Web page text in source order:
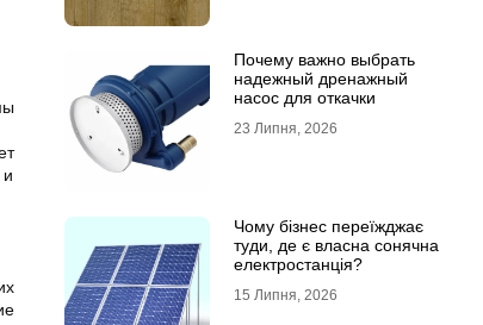
Почему важно выбрать
надежный дренажный
насос для откачки
23 Липня, 2026
Чому бізнес переїжджає
туди, де є власна сонячна
електростанція?
15 Липня, 2026